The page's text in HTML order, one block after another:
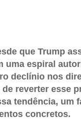
que Trump
uma espiral
declínio nos
reverter esse
tendência, um
concretos.